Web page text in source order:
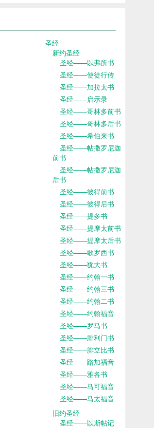
圣经
新约圣经
圣经——以弗所书
圣经——使徒行传
圣经——加拉太书
圣经——启示录
圣经——哥林多前书
圣经——哥林多后书
圣经——希伯来书
圣经——帖撒罗尼迦
前书
圣经——帖撒罗尼迦
后书
圣经——彼得前书
圣经——彼得后书
圣经——提多书
圣经——提摩太前书
圣经——提摩太后书
圣经——歌罗西书
圣经——犹大书
圣经——约翰一书
圣经——约翰三书
圣经——约翰二书
圣经——约翰福音
圣经——罗马书
圣经——腓利门书
圣经——腓立比书
圣经——路加福音
圣经——雅各书
圣经——马可福音
圣经——马太福音
旧约圣经
圣经——以斯帖记